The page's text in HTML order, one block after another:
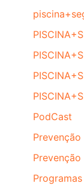
PodCast
Prevenção